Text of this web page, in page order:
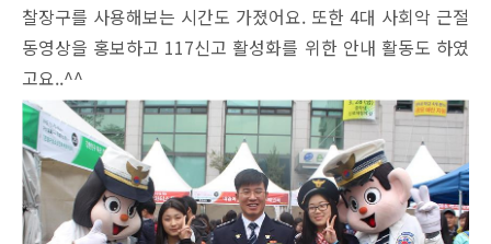
찰장구를 사용해보는 시간도 가졌어요. 또한 4대 사회악 근절
동영상을 홍보하고 117신고 활성화를 위한 안내 활동도 하였
고요..^^